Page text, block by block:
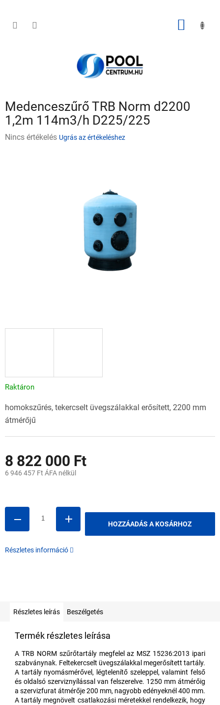
KOSÁR
Medenceszűrő TRB Norm d2200
1,2m 114m3/h D225/225
ANincs értékelés Ugrás az értékeléshez
8 822 000 Ft
6 946 457 Ft ÁFA nélkül
Raktáron
HOZZÁADÁS A KOSÁRHOZ
homokszűrés, tekercselt üvegszálakkal erősített, 2200 mm
átmérőjű
Részletes információ
Részletes leírás Beszélgetés
Termék részletes leírása
A TRB NORM szűrőtartály megfelel az MSZ 15236:2013 ipari
szabványnak. Feltekercselt üvegszálakkal megerősített tartály.
A tartály nyomásmérővel, légtelenítő szeleppel, valamint felső
és oldalsó szerviznyílással van felszerelve. 1250 mm átmérőig
a szervizfurat átmérője 200 mm, nagyobb edényeknél 400 mm.
A tartály megnövelt csatlakozási méretekkel rendelkezik, hogy